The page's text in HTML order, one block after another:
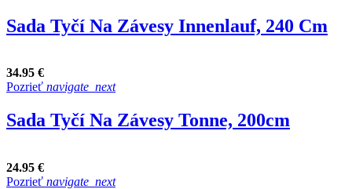
Sada Tyčí Na Závesy Innenlauf, 240 Cm
34.95 €
Pozrieť navigate_next
Sada Tyčí Na Závesy Tonne, 200cm
24.95 €
Pozrieť navigate_next